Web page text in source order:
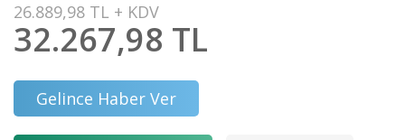
26.889,98 TL + KDV
32.267,98 TL
Gelince Haber Ver